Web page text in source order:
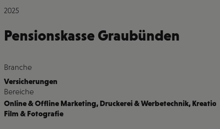
2025
Pensionskasse Graubünden
Branche
Versicherungen
Bereiche
Online & Offline Marketing, Druckerei & Werbetechnik,
Film & Fotografie